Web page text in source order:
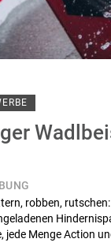
robben,
jede Menge Action